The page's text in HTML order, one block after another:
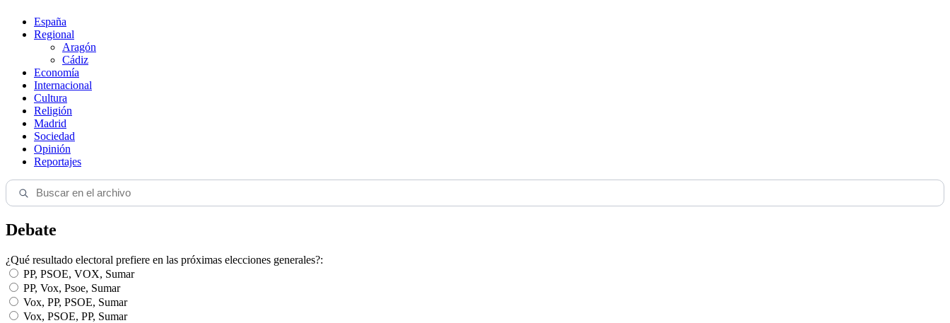
España
Regional
Aragón
Cádiz
Economía
Internacional
Cultura
Religión
Madrid
Sociedad
Opinión
Reportajes
Debate
¿Qué resultado electoral prefiere en las próximas elecciones generales?:
PP, PSOE, VOX, Sumar
PP, Vox, Psoe, Sumar
Vox, PP, PSOE, Sumar
Vox, PSOE, PP, Sumar